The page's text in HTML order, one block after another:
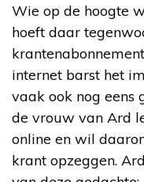
Wie op de hoogte
hoeft daar
internet barst het
vaak ook nog eens
de vrouw van Ard
online en wil
krant opzeggen.